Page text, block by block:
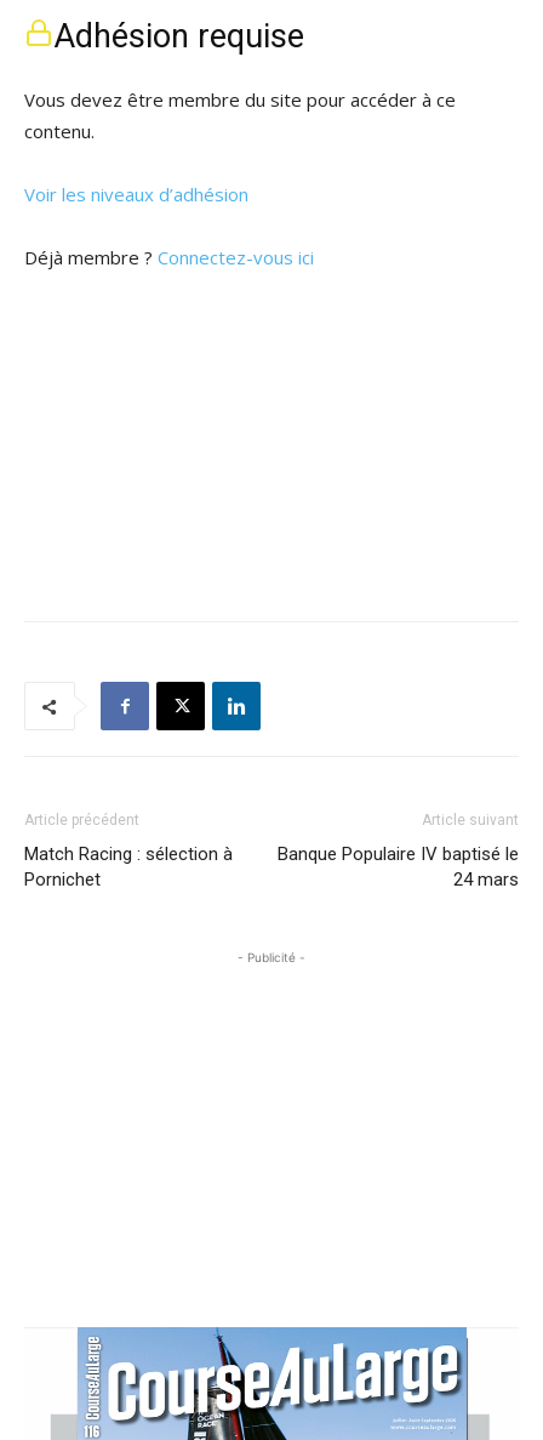
Adhésion requise
Vous devez être membre du site pour accéder à ce
contenu.
Voir les niveaux d’adhésion
Déjà membre ? Connectez-vous ici
Article précédent
Match Racing : sélection à
Pornichet
Article suivant
Banque Populaire IV baptisé le
24 mars
- Publicité -